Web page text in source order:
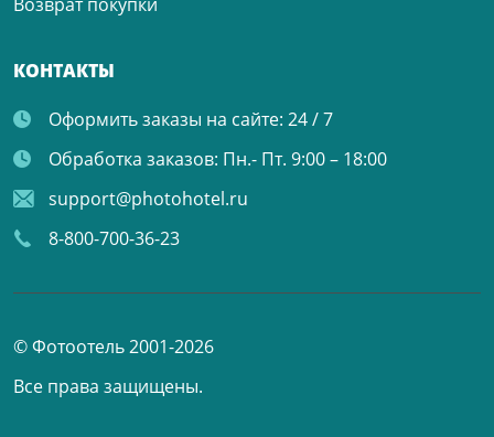
КОНТАКТЫ
Оформить заказы на сайте: 24 / 7
Обработка заказов: Пн.- Пт. 9:00 – 18:00
support@photohotel.ru
8-800-700-36-23
© Фотоотель 2001-2026
Все права защищены.